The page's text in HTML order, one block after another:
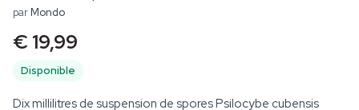
parMondo
€ 19,99
Disponible
Dix millilitres de suspension de spores Psilocybe cubensis